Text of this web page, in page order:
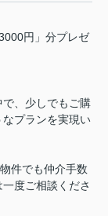
円」分プレゼ
、少しでもご購
プランを実現い
件でも仲介手数
度ご相談くださ